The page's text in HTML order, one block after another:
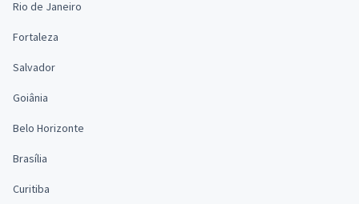
Rio de Janeiro
Fortaleza
Salvador
Goiânia
Belo Horizonte
Brasília
Curitiba